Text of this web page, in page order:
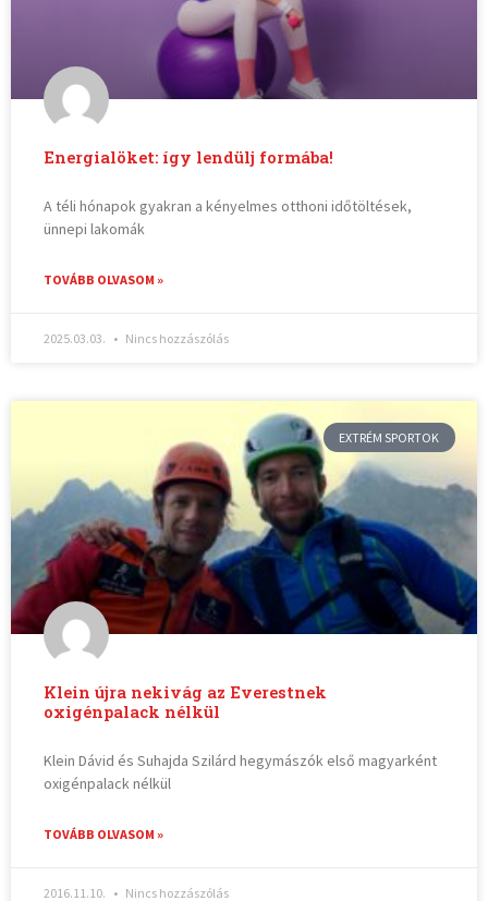
Energialöket: így lendülj formába!
A téli hónapok gyakran a kényelmes otthoni időtöltések,
ünnepi lakomák
TOVÁBB OLVASOM »
2025.03.03. Nincs hozzászólás
EXTRÉM SPORTOK
Klein újra nekivág az Everestnek
oxigénpalack nélkül
Klein Dávid és Suhajda Szilárd hegymászók első magyarként
oxigénpalack nélkül
TOVÁBB OLVASOM »
2016.11.10. Nincs hozzászólás